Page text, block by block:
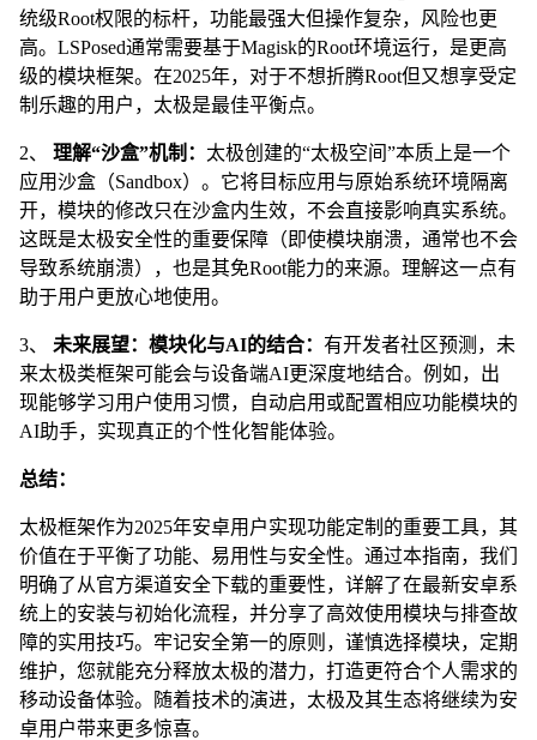
统级Root权限的标杆，功能最强大但操作复杂，风险也更
高。LSPosed通常需要基于Magisk的Root环境运行，是更高
级的模块框架。在2025年，对于不想折腾Root但又想享受定
制乐趣的用户，太极是最佳平衡点。
2、 理解“沙盒”机制： 太极创建的“太极空间”本质上是一个
应用沙盒（Sandbox）。它将目标应用与原始系统环境隔离
开，模块的修改只在沙盒内生效，不会直接影响真实系统。
这既是太极安全性的重要保障（即使模块崩溃，通常也不会
导致系统崩溃），也是其免Root能力的来源。理解这一点有
助于用户更放心地使用。
3、 未来展望：模块化与AI的结合： 有开发者社区预测，未
来太极类框架可能会与设备端AI更深度地结合。例如，出
现能够学习用户使用习惯，自动启用或配置相应功能模块的
AI助手，实现真正的个性化智能体验。
总结：
太极框架作为2025年安卓用户实现功能定制的重要工具，其
价值在于平衡了功能、易用性与安全性。通过本指南，我们
明确了从官方渠道安全下载的重要性，详解了在最新安卓系
统上的安装与初始化流程，并分享了高效使用模块与排查故
障的实用技巧。牢记安全第一的原则，谨慎选择模块，定期
维护，您就能充分释放太极的潜力，打造更符合个人需求的
移动设备体验。随着技术的演进，太极及其生态将继续为安
卓用户带来更多惊喜。